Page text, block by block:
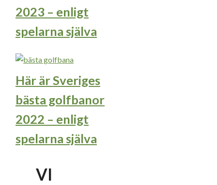
2023 – enligt
spelarna själva
Här är Sveriges
bästa golfbanor
2022 – enligt
spelarna själva
VI